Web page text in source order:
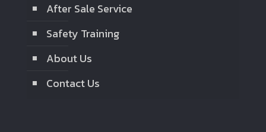
After Sale Service
Safety Training
About Us
Contact Us